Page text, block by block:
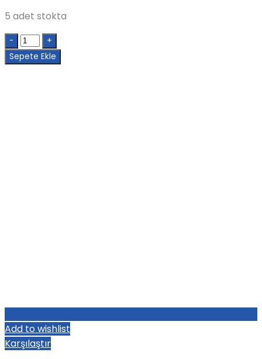
5 adet stokta
Quantity
Sepete Ekle
Add to wishlist
Karşılaştır